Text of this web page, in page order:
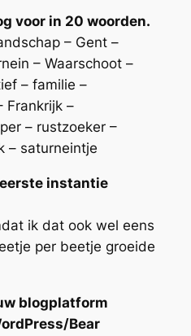
voor in 20 woorden.
– Gent –
– Waarschoot –
– familie –
Frankrijk –
– rustzoeker –
– saturneintje
instantie
ik dat ook wel eens
per beetje groeide
blogplatform
Bear